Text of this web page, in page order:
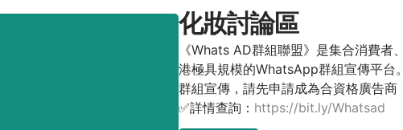
化妝討論區
《Whats AD群組聯盟》是集合消費
港極具規模的WhatsApp群組宣傳平台
群組宣傳，請先申請成為合資格廣告商
✅詳情查詢： https://bit.ly/Whatsad